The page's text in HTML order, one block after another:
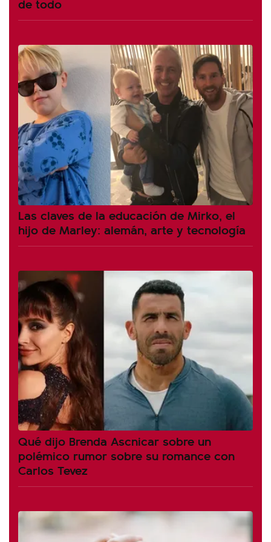
Las claves de la educación de Mirko, el
hijo de Marley: alemán, arte y tecnología
Qué dijo Brenda Ascnicar sobre un
polémico rumor sobre su romance con
Carlos Tevez